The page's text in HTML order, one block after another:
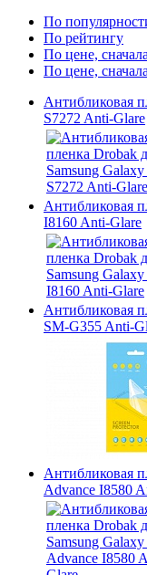
По
По рейтингу
По цене,
По цене,
Антибликовая
S7272 Anti-Glare
Антибликовая
I8160 Anti-Glare
Антибликовая
SM-G355 Anti-
Антибликовая
Advance I8580